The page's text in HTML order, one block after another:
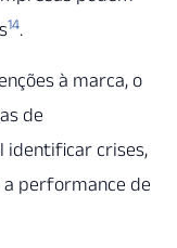
14.
à marca, o
de
identificar crises,
performance de